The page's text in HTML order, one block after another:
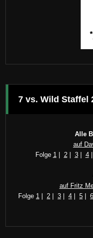
7 vs. Wild Staffel
Alle
auf
Folge 1 2| 3| 4|
auf Fritz
Folge 1 2 3 4 5 6